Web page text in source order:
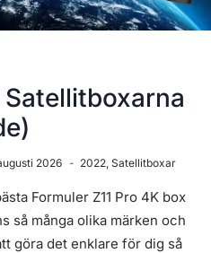
Satellitboxarna
2026 2022 ,Satellitboxar
Formuler Z11 Pro 4K box
så många olika märken och
göra det enklare för dig så